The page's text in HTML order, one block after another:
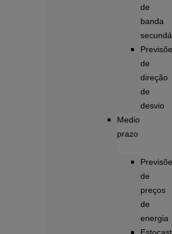
de
banda
de
direção
de
desvio
Medio
prazo
de
preços
de
energia